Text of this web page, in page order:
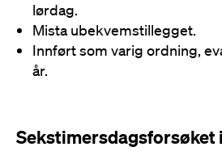
lørdag.
Mista ubekvemstillegget.
Innført som varig ordning,
år.
Sekstimersdagsforsøket